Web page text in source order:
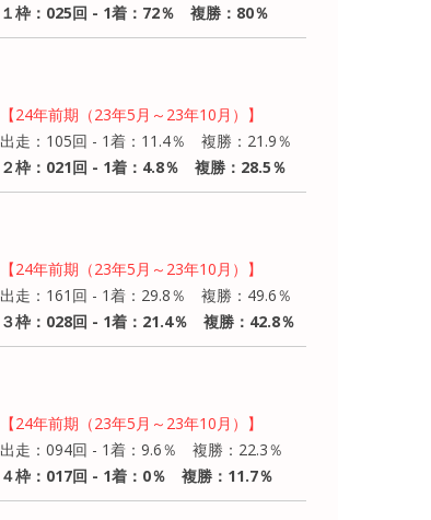
１枠：025回 - 1着：72％ 複勝：80％
【24年前期（23年5月～23年10月）】
出走：105回 - 1着：11.4％ 複勝：21.9％
２枠：021回 - 1着：4.8％ 複勝：28.5％
【24年前期（23年5月～23年10月）】
出走：161回 - 1着：29.8％ 複勝：49.6％
３枠：028回 - 1着：21.4％ 複勝：42.8％
【24年前期（23年5月～23年10月）】
出走：094回 - 1着：9.6％ 複勝：22.3％
４枠：017回 - 1着：0％ 複勝：11.7％